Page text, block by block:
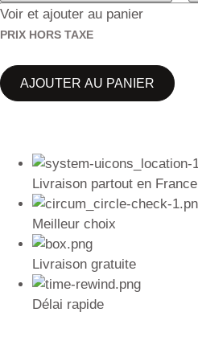
Voir et ajouter au panier
PRIX HORS TAXE
AJOUTER AU PANIER
Livraison partout en France
Meilleur choix
Livraison gratuite
Délai rapide